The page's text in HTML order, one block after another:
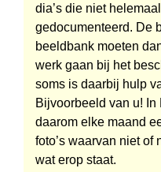
dia’s die niet
gedocumenteerd. De
beeldbank moeten
werk gaan bij het
soms is daarbij hulp
Bijvoorbeeld van u!
daarom elke maand
foto’s waarvan niet
wat erop staat.